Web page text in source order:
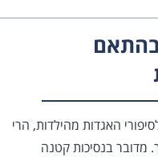
בהתאם
האגדות מהילדות, הרי
מדובר בנסיכות קטנה